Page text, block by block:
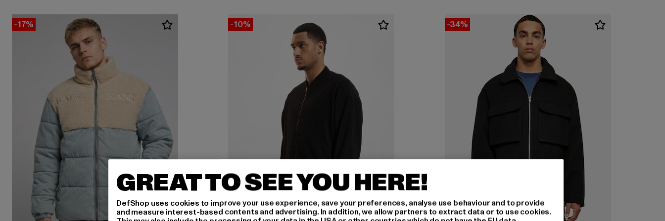
-17% -10% -34%
GREAT TO SEE YOU HERE!
DefShop uses cookies to improve your use experience, save your preferences, analyse use behaviour and to provide
and measure interest-based contents and advertising. In addition, we allow partners to extract data or to use cookies.